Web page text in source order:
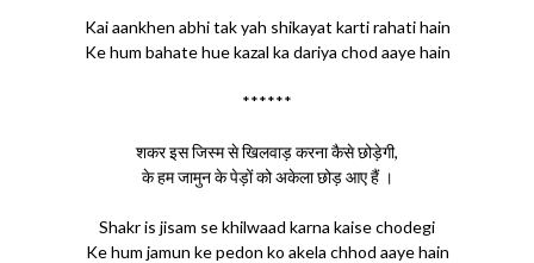
Kai aankhen abhi tak yah shikayat karti rahati hain
Ke hum bahate hue kazal ka dariya chod aaye hain
******
शकर इस जिस्म से खिलवाड़ करना कैसे छोड़ेगी,
के हम जामुन के पेड़ों को अकेला छोड़ आए हैं ।
Shakr is jisam se khilwaad karna kaise chodegi
Ke hum jamun ke pedon ko akela chhod aaye hain